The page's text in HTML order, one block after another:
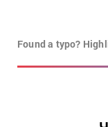
Found a typo?